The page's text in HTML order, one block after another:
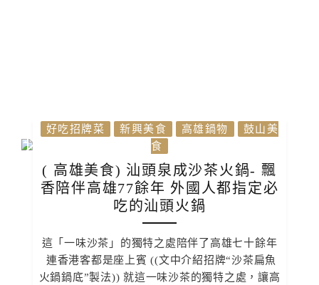
好吃招牌菜 新興美食 高雄鍋物
鼓山美
食
( 高雄美食) 汕頭泉成沙茶火鍋- 飄
香陪伴高雄77餘年 外國人都指定必
吃的汕頭火鍋
這「一味沙茶」的獨特之處陪伴了高雄七十餘年
連香港客都是座上賓 ((文中介紹招牌“沙茶扁魚
火鍋鍋底”製法)) 就這一味沙茶的獨特之處，讓高